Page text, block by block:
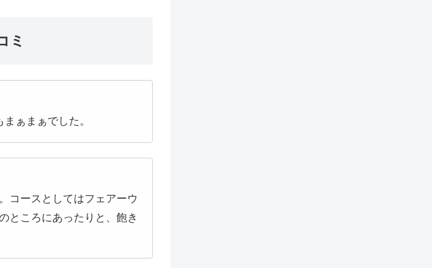
ミ
ぁまぁでした。
コースとしてはフェアーウ
ところにあったりと、飽き